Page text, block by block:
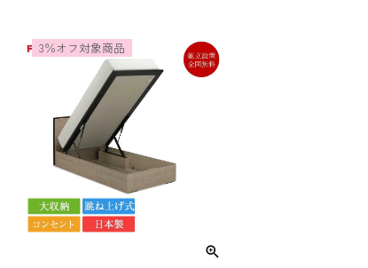
3％オフ対象商品